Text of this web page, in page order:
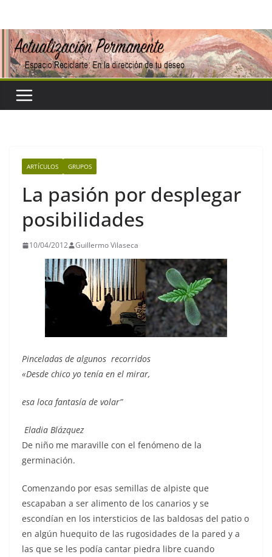
contenido
ARTÍCULOS GRUPOS
La pasión por desplegar
posibilidades
10/04/2012 Guillermo Vilaseca
Pinceladas de algunos recorridos
«Desde chico yo tenía en el mirar,
esa loca fantasía de volar”
Eladia Blázquez
De niño me maraville con el fenómeno de la
germinación.
Comenzando por esas semillas de alpiste que
escapaban a ser alimento de los canarios y se
escondían en los intersticios de las baldosas del patio o
en algún huequito de las rugosidades de la pared y a
las que se les podía cantar piedra libre cuando